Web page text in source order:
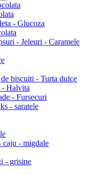
- Glucoza
- Jeleuri - Caramele
biscuiti - Turta dulce
- Halvita
- Fursecuri
- saratele
- migdale
- grisine